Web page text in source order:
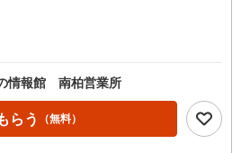
情報館 南柏営業所
らう （無料）